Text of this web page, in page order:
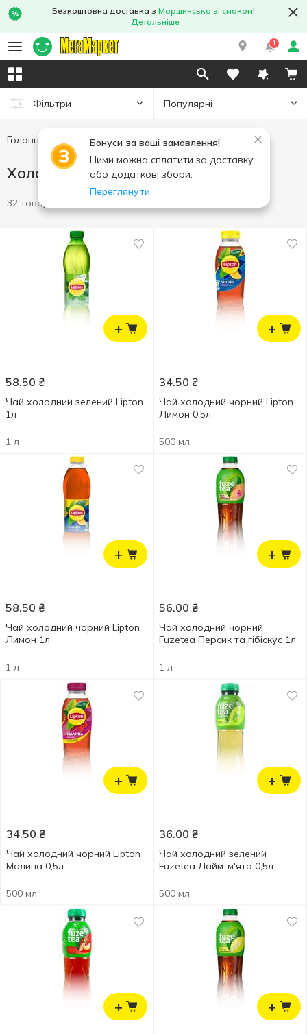
Безкоштовна доставка з Моршинська зі смаком!
Детальніше
1
Фільтри Популярні
Бонуси за ваші замовлення!
Ними можна сплатити за доставку
або додаткові збори.
Переглянути
Головна Холодний чай
Холодний чай
32 товари
+
58.50 ₴
Чай холодний зелений Lipton
1л
1 л
+
34.50 ₴
Чай холодний чорний Lipton
Лимон 0,5л
500 мл
+
58.50 ₴
Чай холодний чорний Lipton
Лимон 1л
1 л
+
56.00 ₴
Чай холодний чорний
Fuzetea Персик та гібіскус 1л
1 л
+
34.50 ₴
Чай холодний чорний Lipton
Малина 0,5л
500 мл
+
36.00 ₴
Чай холодний зелений
Fuzetea Лайм-м'ята 0,5л
500 мл
+ +